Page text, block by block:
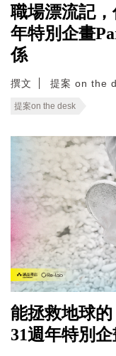
職場漂流記
年特別企畫
係
撰文 提案 on the
提案on the desk
能拯救地球
31週年特別